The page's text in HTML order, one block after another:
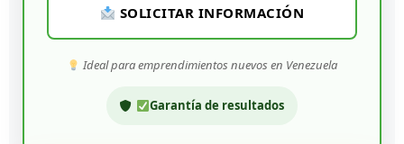
SOLICITAR INFORMACIÓN
Ideal para emprendimientos nuevos en Venezuela
Garantía de resultados